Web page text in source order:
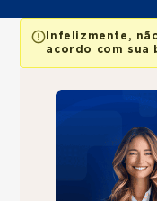
Infelizmente,
acordo com sua